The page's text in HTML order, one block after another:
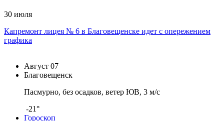
30 июля
Капремонт лицея № 6 в Благовещенске идет с опережением
графика
Август 07
Благовещенск
Пасмурно, без осадков, ветер ЮВ, 3 м/с
-21°
Гороскоп